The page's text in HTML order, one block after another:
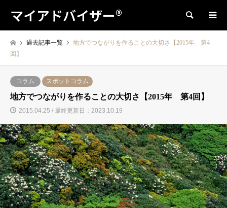
マイアドバイザー® 検索
過去記事一覧
地方でつながりを作ることの大切さ【2015年 第4
回】
コラム スポットコラム
地方でつながりを作ることの大切さ【2015年 第4回】
2015.04.25 / 最終更新日：2023.10.19